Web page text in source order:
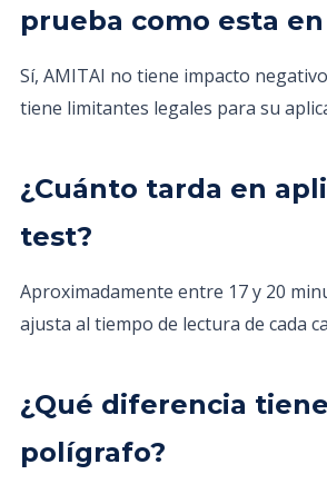
prueba como esta
Sí, AMITAI no tiene impacto
tiene limitantes legales para su
¿Cuánto tarda en
test?
Aproximadamente entre 17 y 20
ajusta al tiempo de lectura de cada
¿Qué diferencia
polígrafo?